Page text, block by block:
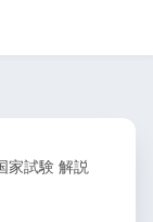
家試験 解説